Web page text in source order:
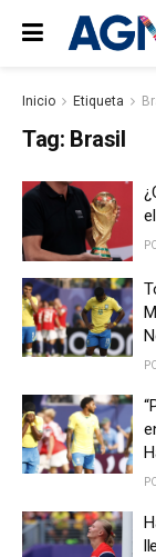
Inicio Etiqueta
Tag: Brasil